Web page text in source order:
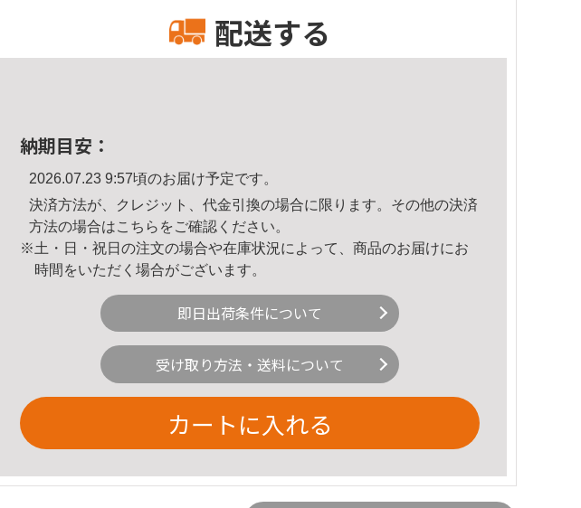
配送する
納期目安：
2026.07.23 9:57頃のお届け予定です。
決済方法が、クレジット、代金引換の場合に限ります。その他の決済
方法の場合はこちら をご確認ください。
※土・日・祝日の注文の場合や在庫状況によって、商品のお届けにお
時間をいただく場合がございます。
即日出荷条件について
受け取り方法・送料について
カートに入れる